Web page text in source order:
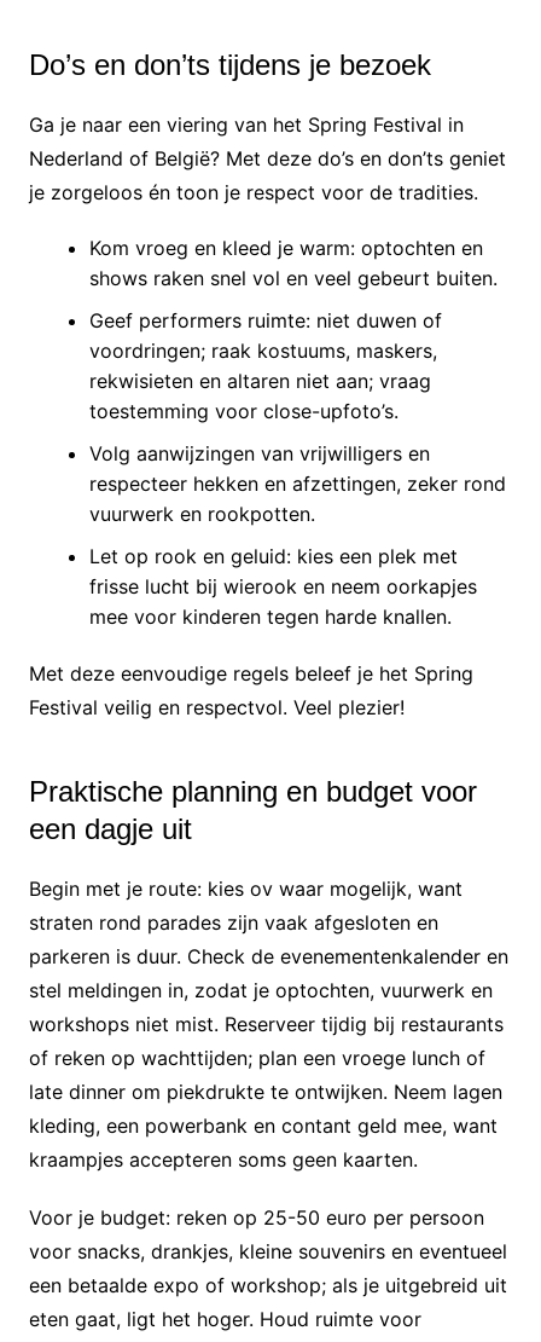
Do’s en don’ts tijdens je bezoek
Ga je naar een viering van het Spring Festival in
Nederland of België? Met deze do’s en don’ts geniet
je zorgeloos én toon je respect voor de tradities.
Kom vroeg en kleed je warm: optochten en
shows raken snel vol en veel gebeurt buiten.
Geef performers ruimte: niet duwen of
voordringen; raak kostuums, maskers,
rekwisieten en altaren niet aan; vraag
toestemming voor close-upfoto’s.
Volg aanwijzingen van vrijwilligers en
respecteer hekken en afzettingen, zeker rond
vuurwerk en rookpotten.
Let op rook en geluid: kies een plek met
frisse lucht bij wierook en neem oorkapjes
mee voor kinderen tegen harde knallen.
Met deze eenvoudige regels beleef je het Spring
Festival veilig en respectvol. Veel plezier!
Praktische planning en budget voor
een dagje uit
Begin met je route: kies ov waar mogelijk, want
straten rond parades zijn vaak afgesloten en
parkeren is duur. Check de evenementenkalender en
stel meldingen in, zodat je optochten, vuurwerk en
workshops niet mist. Reserveer tijdig bij restaurants
of reken op wachttijden; plan een vroege lunch of
late dinner om piekdrukte te ontwijken. Neem lagen
kleding, een powerbank en contant geld mee, want
kraampjes accepteren soms geen kaarten.
Voor je budget: reken op 25-50 euro per persoon
voor snacks, drankjes, kleine souvenirs en eventueel
een betaalde expo of workshop; als je uitgebreid uit
eten gaat, ligt het hoger. Houd ruimte voor